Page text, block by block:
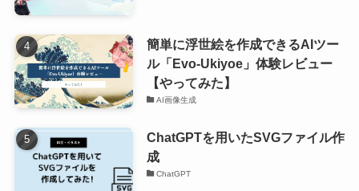
簡単に浮世絵を作成できるAIツー
ル「Evo-Ukiyoe」体験レビュー
【やってみた】
AI画像生成
ChatGPTを用いたSVGファイル作
成
ChatGPT